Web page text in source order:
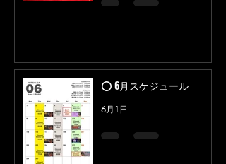
⭕️ 6月スケジュール
6月1日